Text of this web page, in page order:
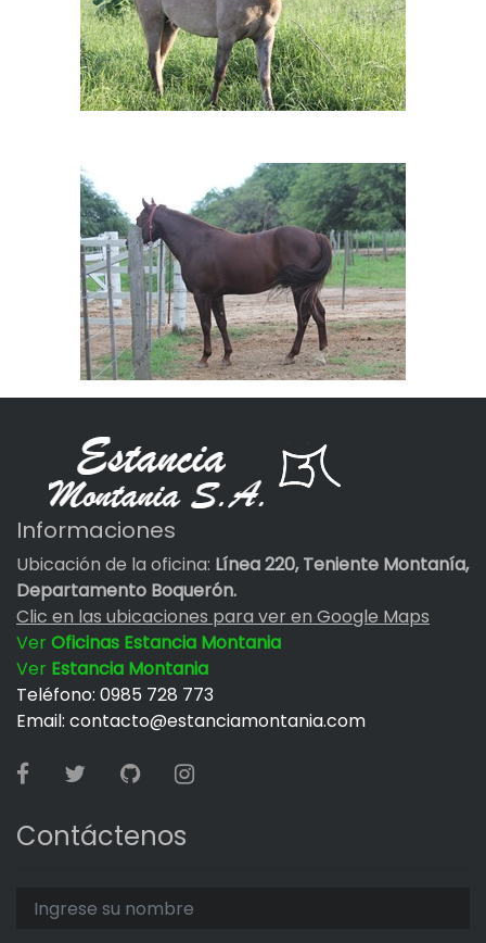
Informaciones
Ubicación de la oficina: Línea 220, Teniente Montanía,
Departamento Boquerón.
Clic en las ubicaciones para ver en Google Maps
VerOficinas Estancia Montania
Ver Estancia Montania
Teléfono: 0985 728 773
Email: contacto@estanciamontania.com
Contáctenos